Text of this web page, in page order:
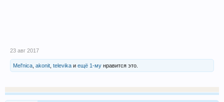
23 авг 2017
Mel'nica akonit televika и ещё 1-му нравится это.